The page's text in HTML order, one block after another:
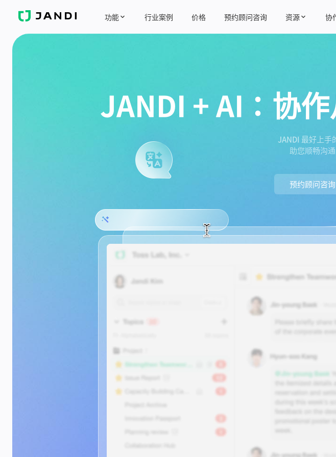
J
N
功能 行业案例 价格 预约顾问咨询 资源 协
JANDI + AI：协作
JANDI 最好上手
助您顺畅沟
预约顾问咨询